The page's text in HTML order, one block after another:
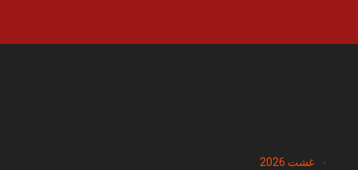
غشت 2026